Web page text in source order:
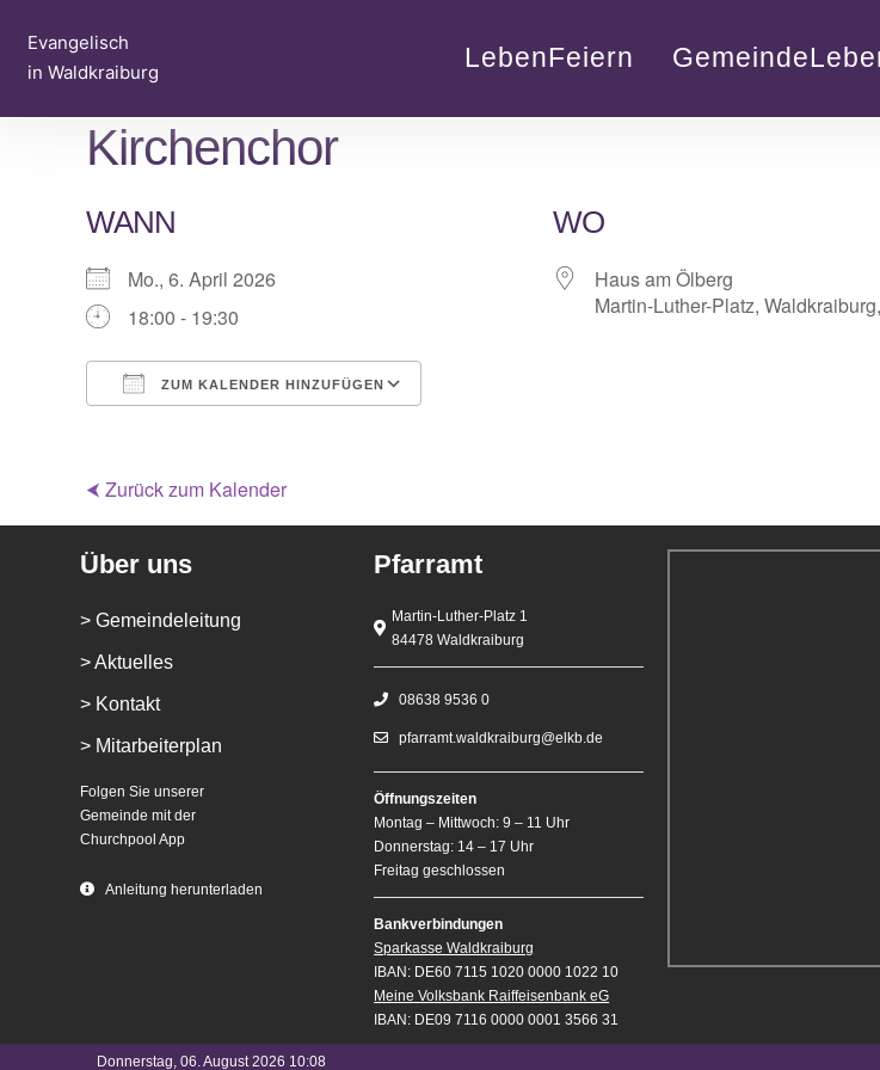
Inhalt
springen
Evangelisch
in Waldkraiburg
LebenFeiern
Kirchenchor
WANN
Mo., 6. April 2026
18:00 - 19:30
ZUM KALENDER HINZUFÜGEN
WO
Haus am Ölberg
Martin-Luther-Platz,
⮜ Zurück zum Kalender
Über uns
> Gemeindeleitung
> Aktuelles
> Kontakt
> Mitarbeiterplan
Folgen Sie unserer
Gemeinde mit der
Churchpool App
Anleitung herunterladen
Pfarramt
Martin-Luther-Platz 1
84478 Waldkraiburg
08638 9536 0
pfarramt.waldkraiburg@elkb.de
Öffnungszeiten
Montag – Mittwoch: 9 – 11 Uhr
Donnerstag: 14 – 17 Uhr
Freitag geschlossen
Bankverbindungen
Sparkasse Waldkraiburg
IBAN: DE60 7115 1020 0000 1022 10
Meine Volksbank Raiffeisenbank eG
IBAN: DE09 7116 0000 0001 3566 31
Donnerstag, 06. August 2026 10:08